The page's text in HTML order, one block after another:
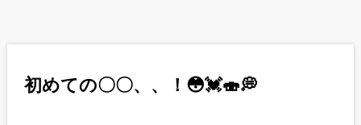
初めての〇〇、、！😳💓🍣💭